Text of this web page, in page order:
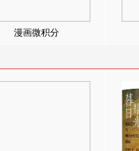
漫画微积分